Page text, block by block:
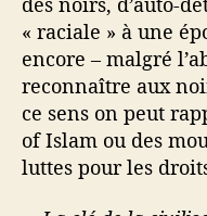
« raciale » à une
encore – malgré
reconnaître aux
ce sens on peut
of Islam ou des
luttes pour les